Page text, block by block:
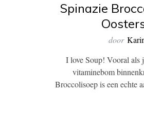
Spinazie
door
I love Soup! Vooral als
vitaminebom
Broccolisoep is een echte